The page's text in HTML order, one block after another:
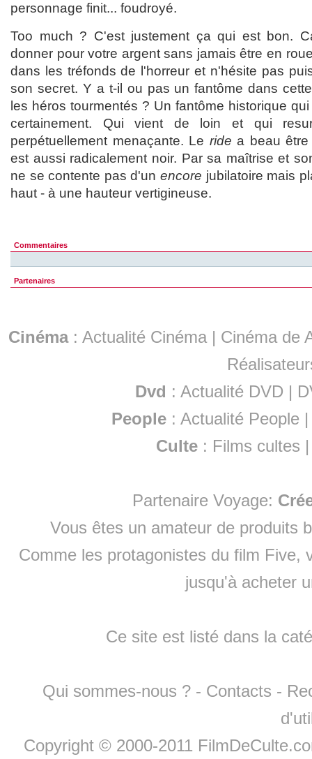
personnage finit... foudroyé.
Too much ? C'est justement ça qui est bon.
donner pour votre argent sans jamais être en
dans les tréfonds de l'horreur et n'hésite pas
son secret. Y a t-il ou pas un fantôme dans
les héros tourmentés ? Un fantôme historique
certainement. Qui vient de loin et qui
perpétuellement menaçante. Le ride a beau être
est aussi radicalement noir. Par sa maîtrise et
ne se contente pas d'un encore jubilatoire mais
haut - à une hauteur vertigineuse.
Commentaires
Partenaires
Cinéma: Actualité Cinéma | Cinéma de
Dvd : Actualité DVD |
People :Actualité People
Culte : Films cultes
Partenaire Voyage:
Vous êtes un amateur de produits
Comme les protagonistes du film Five,
jusqu'à acheter
Ce site est listé dans la
Qui sommes-nous ? - Contacts -
Copyright © 2000-2011